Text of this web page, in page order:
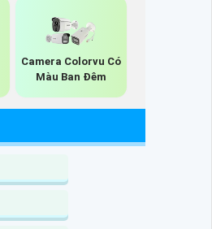
Camera Colorvu Có
Màu Ban Đêm